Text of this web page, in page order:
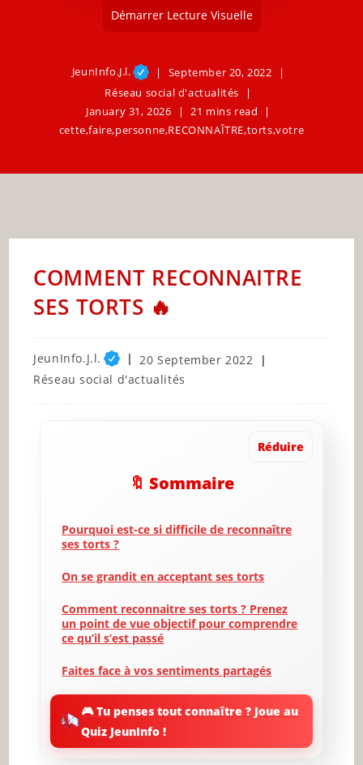
Démarrer Lecture Visuelle
JeunInfo.J.l.
September 20, 2022
Réseau social d'actualités
January 31, 2026
21 mins read
cette,faire,personne,RECONNAÎTRE,torts,votre
COMMENT RECONNAITRE
SES TORTS 🔥
Post
author:
JeunInfo.J.l.
Post
published:
20 September 2022
Post
Réseau social d'actualités
Réduire
🔖 Sommaire
Pourquoi est-ce si difficile de reconnaître
ses torts ?
On se grandit en acceptant ses torts
Comment reconnaitre ses torts ? Prenez
un point de vue objectif pour comprendre
ce qu’il s’est passé
Faites face à vos sentiments partagés
Ne jamais noyer le poisson quand vous
êtes la source de la difficulté
🎮 Tu penses tout connaître ? Joue au
Quiz JeunInfo !